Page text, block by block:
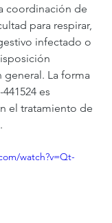
coordinación de
para respirar,
infectado o
La forma
es
el tratamiento de
watch?v=Qt-